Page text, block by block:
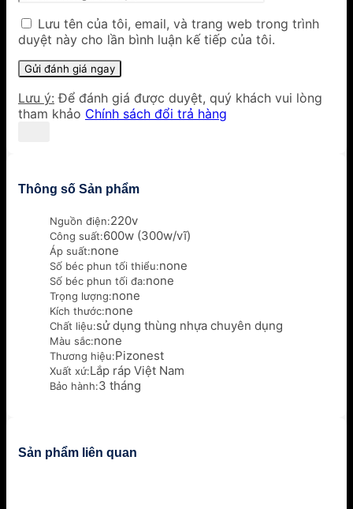
Lưu tên của tôi, email, và trang web trong trình
duyệt này cho lần bình luận kế tiếp của tôi.
Lưu ý: Để đánh giá được duyệt, quý khách vui lòng
tham khảo Chính sách đổi trả hàng
Thông số Sản phẩm
Nguồn điện:220v
Công suất:600w (300w/vĩ)
Áp suất:none
Số béc phun tối thiểu:none
Số béc phun tối đa:none
Trọng lượng:none
Kích thước:none
Chất liệu:sử dụng thùng nhựa chuyên dụng
Màu sắc:none
Thương hiệu:Pizonest
Xuất xứ:Lắp ráp Việt Nam
Bảo hành:3 tháng
Sản phẩm liên quan